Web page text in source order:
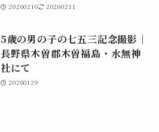
20260210 20260211
5歳の男の子の七五三記念撮影｜
長野県木曽郡木曽福島・水無神
社にて
20260129